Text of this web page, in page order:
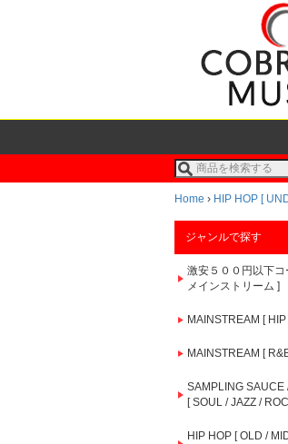
Home › HIP HOP [
ジャンルで探す
激安５００円以下
メインストリーム ]
MAINSTREAM [ HIP
MAINSTREAM [
SAMPLING SAUCE
[ SOUL / JAZZ /
HIP HOP [ OLD /